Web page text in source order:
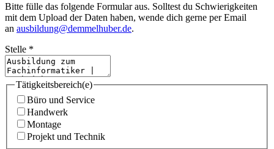
Bitte fülle das folgende Formular aus. Solltest du Schwierigkeiten
mit dem Upload der Daten haben, wende dich gerne per Email
an ausbildung@demmelhuber.de.
Stelle *
Tätigkeitsbereich(e)
Büro und Service
Handwerk
Montage
Projekt und Technik